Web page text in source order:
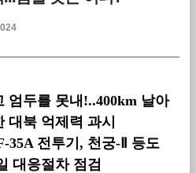
엄두를 못내 !..400km 날아
대북 억제력 과시
35A 전투기 , 천궁-Ⅱ 등도
대응절차 점검
케치북5